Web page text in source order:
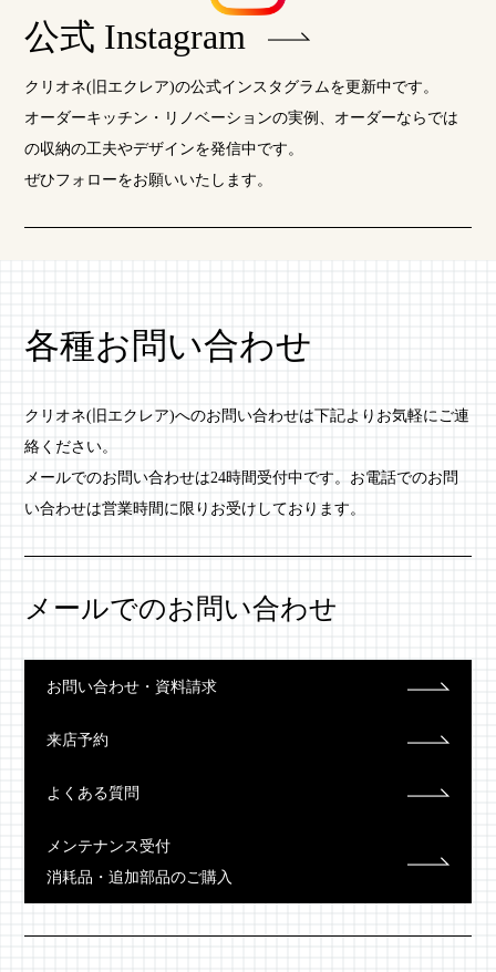
公式 Instagram
クリオネ(旧エクレア)の公式インスタグラムを更新中です。
オーダーキッチン・リノベーションの実例、オーダーならでは
の収納の工夫やデザインを発信中です。
ぜひフォローをお願いいたします。
各種お問い合わせ
クリオネ(旧エクレア)へのお問い合わせは下記よりお気軽にご連
絡ください。
メールでのお問い合わせは24時間受付中です。お電話でのお問
い合わせは営業時間に限りお受けしております。
メールでのお問い合わせ
お問い合わせ・資料請求
来店予約
よくある質問
メンテナンス受付
消耗品・追加部品のご購入